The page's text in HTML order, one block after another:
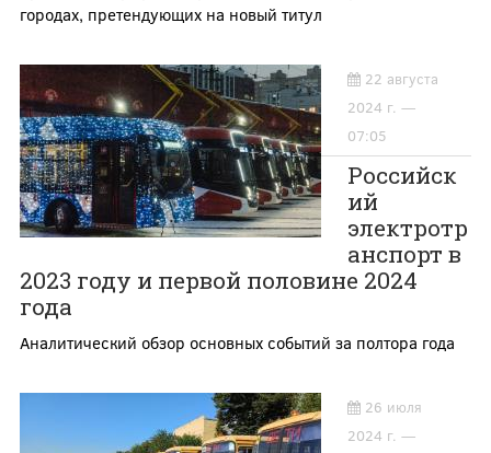
городах, претендующих на новый титул
22 августа
2024 г. —
07:05
Российск
ий
электротр
анспорт в
2023 году и первой половине 2024
года
Аналитический обзор основных событий за полтора года
26 июля
2024 г. —